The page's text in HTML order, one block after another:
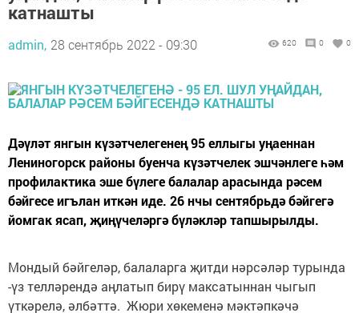
катнашты
admin, 28 сентябрь 2022 - 09:30 620 0 0
Дәүләт янгын күзәтчелегенең 95 еллыгы уңаеннан
Лениногорск районы буенча күзәтчелек эшчәнлеге һәм
профилактика эше бүлеге балалар арасында рәсем
бәйгесе игълан иткән иде. 26 нчы сентябрьдә бәйгегә
йомгак ясап, җиңүчеләргә бүләкләр тапшырылды.
Мондый бәйгеләр, балаларга җитди нәрсәләр турында
-үз телләрендә аңлатып бирү максатыннан чыгып
үткәрелә, әлбәттә. Жюри хөкеменә мәктәпкәчә